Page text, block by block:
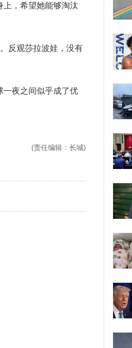
，希望她能够淘汰
反观莎拉波娃，没有
夜之间似乎成了优
(责任编辑：长城)